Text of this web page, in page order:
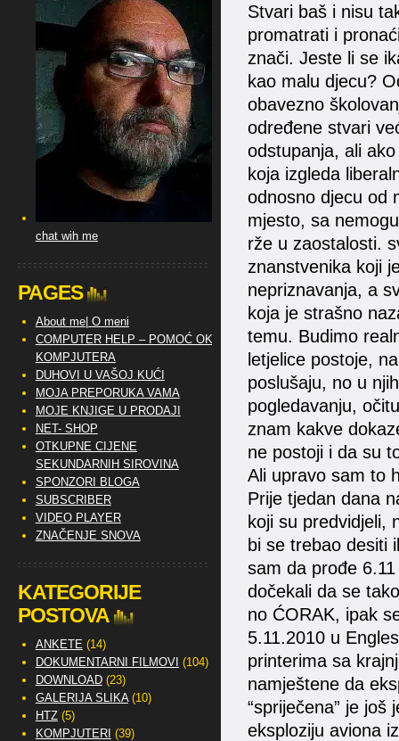
Stvari baš i nisu
promatrati i
znači. Jeste li se
kao malu djecu?
obavezno
određene stvari
odstupanja, ali
koja izgleda
odnosno djecu od
mjesto, sa
rže u zaostalosti.
znanstvenika koji
nepriznavanja, a
koja je strašno
temu. Budimo
letjelice postoje,
poslušaju, no u
pogledavanju,
znam kakve
ne postoji i da su
Ali upravo sam to
Prije tjedan dana
koji su predvidjeli,
bi se trebao desiti
sam da prođe
dočekali da se
no ĆORAK, ipak
5.11.2010 u
printerima sa
namještene da
“spriječena” je
eksploziju aviona
chat wih me
PAGES
About me| O meni
COMPUTER HELP – POMOĆ OKO
KOMPJUTERA
DUHOVI U VAŠOJ KUĆI
MOJA PREPORUKA VAMA
MOJE KNJIGE U PRODAJI
NET- SHOP
OTKUPNE CIJENE
SEKUNDARNIH SIROVINA
SPONZORI BLOGA
SUBSCRIBER
VIDEO PLAYER
ZNAČENJE SNOVA
KATEGORIJE
POSTOVA
ANKETE (14)
DOKUMENTARNI FILMOVI (104)
DOWNLOAD(23)
GALERIJA SLIKA(10)
HTZ(5)
KOMPJUTERI (39)